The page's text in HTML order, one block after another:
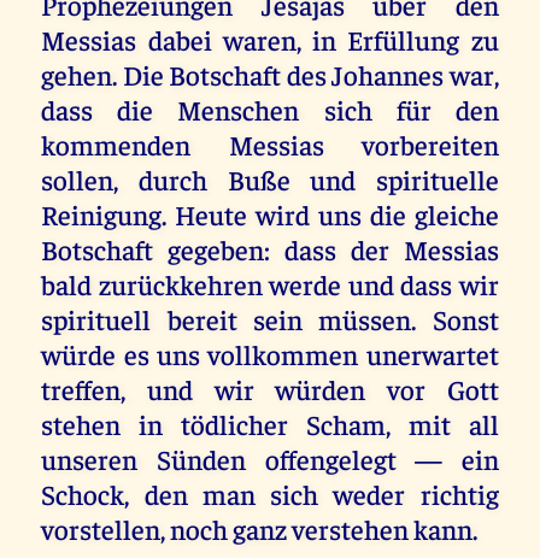
Messias dabei waren, in Erfüllung zu
gehen. Die Botschaft des Johannes war,
dass die Menschen sich für den
kommenden Messias vorbereiten
sollen, durch Buße und spirituelle
Reinigung. Heute wird uns die gleiche
Botschaft gegeben: dass der Messias
bald zurückkehren werde und dass wir
spirituell bereit sein müssen. Sonst
würde es uns vollkommen unerwartet
treffen, und wir würden vor Gott
stehen in tödlicher Scham, mit all
unseren Sünden offengelegt — ein
Schock, den man sich weder richtig
vorstellen, noch ganz verstehen kann.